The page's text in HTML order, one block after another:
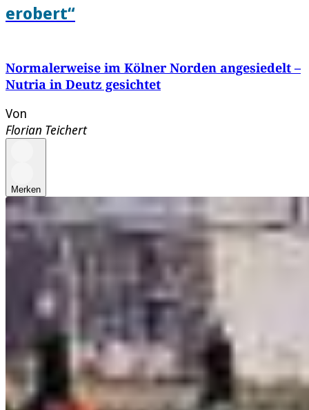
erobert“
Normalerweise im Kölner Norden angesiedelt –
Nutria in Deutz gesichtet
Von
Florian Teichert
Merken